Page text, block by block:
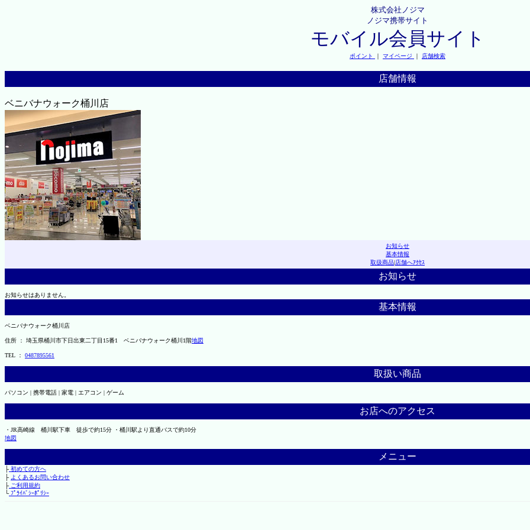
株式会社ノジマ
ノジマ携帯サイト
モバイル会員サイト
ポイント ｜ マイページ ｜ 店舗検索
店舗情報
ベニバナウォーク桶川店
お知らせ
基本情報
取扱商品|店舗へｱｸｾｽ
お知らせ
お知らせはありません。
基本情報
ベニバナウォーク桶川店
住所 ： 埼玉県桶川市下日出東二丁目15番1 ベニバナウォーク桶川1階地図
TEL ： 0487895561
取扱い商品
パソコン | 携帯電話 | 家電 | エアコン | ゲーム
お店へのアクセス
・JR高崎線 桶川駅下車 徒歩で約15分 ・桶川駅より直通バスで約10分
地図
メニュー
├初めての方へ
├ よくあるお問い合わせ
├ご利用規約
└ﾌﾟﾗｲﾊﾞｼｰﾎﾟﾘｼｰ